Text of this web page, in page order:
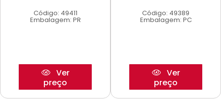
Código: 49411
Embalagem: PR
Ver
preço
Código: 49389
Embalagem: PC
Ver
preço